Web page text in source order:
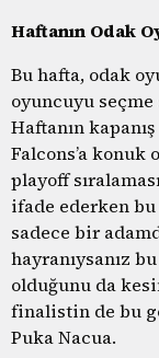
Haftanın Odak
Bu hafta, odak
oyuncuyu
Haftanın
Falcons’a konuk
playoff
ifade ederken
sadece bir
hayranıysanız
olduğunu da
finalistin de bu
Puka Nacua.